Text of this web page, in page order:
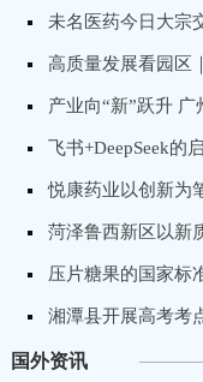
高质量发展看园区
产业向“新”跃升
飞书+DeepSeek的
悦康药业以创新为
菏泽鲁西新区以新
压片糖果的国家标
湘潭县开展高考考
国外资讯